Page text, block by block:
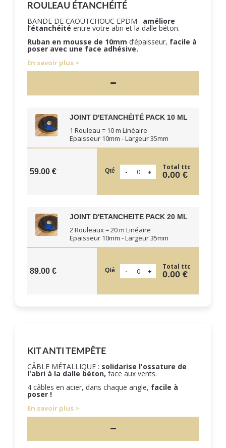
ROULEAU ÉTANCHÉITÉ
BANDE DE CAOUTCHOUC EPDM : améliore
l’étanchéité entre votre abri et la dalle béton.
Ruban en mousse de 10mm d’épaisseur, facile à
poser avec une face adhésive.
En savoir plus
JOINT D'ETANCHÉITÉ PACK 10 ML
1 Rouleau = 10 m Linéaire
Epaisseur 10mm - Largeur 35mm
59.00 € Qté Total ttc
0.00 €
JOINT D'ETANCHEITE PACK 20 ML
2 Rouleaux = 20 m Linéaire
Epaisseur 10mm - Largeur 35mm
89.00 € Qté Total ttc
0.00 €
KIT ANTI TEMPÊTE
CÂBLE MÉTALLIQUE : solidarise l'ossature de
l'abri à la dalle béton, face aux vents.
4 câbles en acier, dans chaque angle, facile à
poser !
En savoir plus